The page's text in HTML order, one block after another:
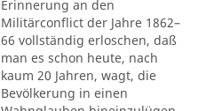
Erinnerung an den
Militärconflict der Jahre 1862–
66 vollständig erloschen, daß
man es schon heute, nach
kaum 20 Jahren, wagt, die
Bevölkerung in einen